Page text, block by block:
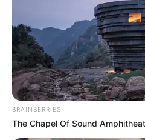
BRAINBERRIES
The Chapel Of Sound